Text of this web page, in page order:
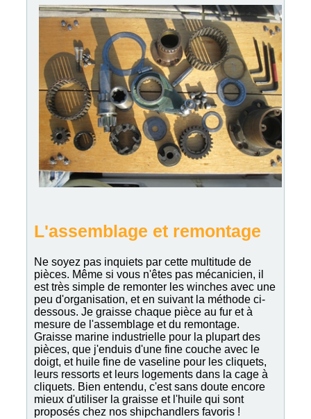
L'assemblage et remontage
Ne soyez pas inquiets par cette multitude de
pièces. Même si vous n'êtes pas mécanicien, il
est très simple de remonter les winches avec une
peu d'organisation, et en suivant la méthode ci-
dessous. Je graisse chaque pièce au fur et à
mesure de l'assemblage et du remontage.
Graisse marine industrielle pour la plupart des
pièces, que j'enduis d'une fine couche avec le
doigt, et huile fine de vaseline pour les cliquets,
leurs ressorts et leurs logements dans la cage à
cliquets. Bien entendu, c'est sans doute encore
mieux d'utiliser la graisse et l'huile qui sont
proposés chez nos shipchandlers favoris !